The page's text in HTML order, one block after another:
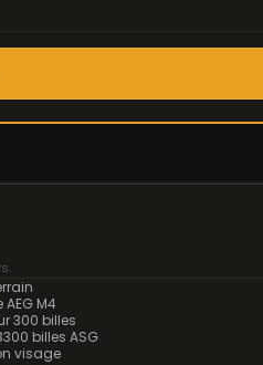
M4
300 billes
billes ASG
visage